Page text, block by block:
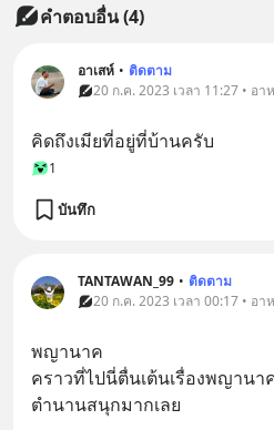
คำตอบอื่น(4)
อาเสห์ • ติดตาม
20 ก.ค. 2023 เวลา 11:27 • อา
คิดถึงเมียที่อยู่ที่บ้านครับ
1
บันทึก
TANTAWAN_99 • ติดตาม
20 ก.ค. 2023 เวลา 00:17 • อา
พญานาค
คราวที่ไปนี่ตื่นเต้นเรื่องพญานา
ตำนานสนุกมากเลย